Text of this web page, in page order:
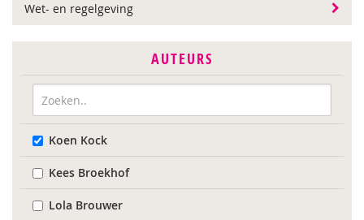
Wet- en regelgeving
AUTEURS
Koen Kock
Kees Broekhof
Lola Brouwer